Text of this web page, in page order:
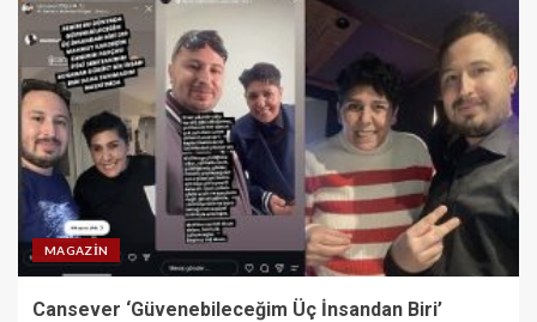
MAGAZIN
Cansever ‘Güvenebileceğim Üç İnsandan Biri’